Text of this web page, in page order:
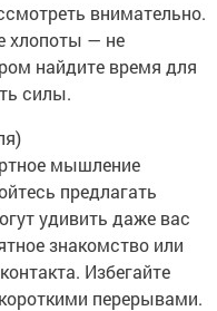
внимательно.
хлопоты — не
найдите время для
силы.
мышление
предлагать
удивить даже вас
знакомство или
Избегайте
перерывами.